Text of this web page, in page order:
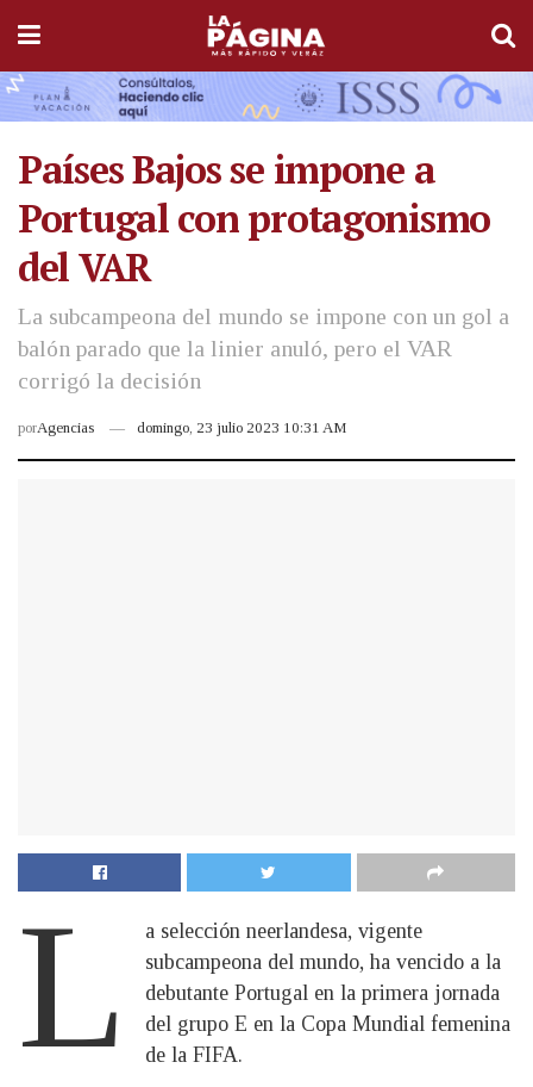
Países Bajos se impone a
Portugal con protagonismo
del VAR
La subcampeona del mundo se impone con un gol a
balón parado que la linier anuló, pero el VAR
corrigó la decisión
porAgencias domingo, 23 julio 2023 10:31 AM
L
a selección neerlandesa, vigente
subcampeona del mundo, ha vencido a la
debutante Portugal en la primera jornada
del grupo E en la Copa Mundial femenina
de la FIFA.